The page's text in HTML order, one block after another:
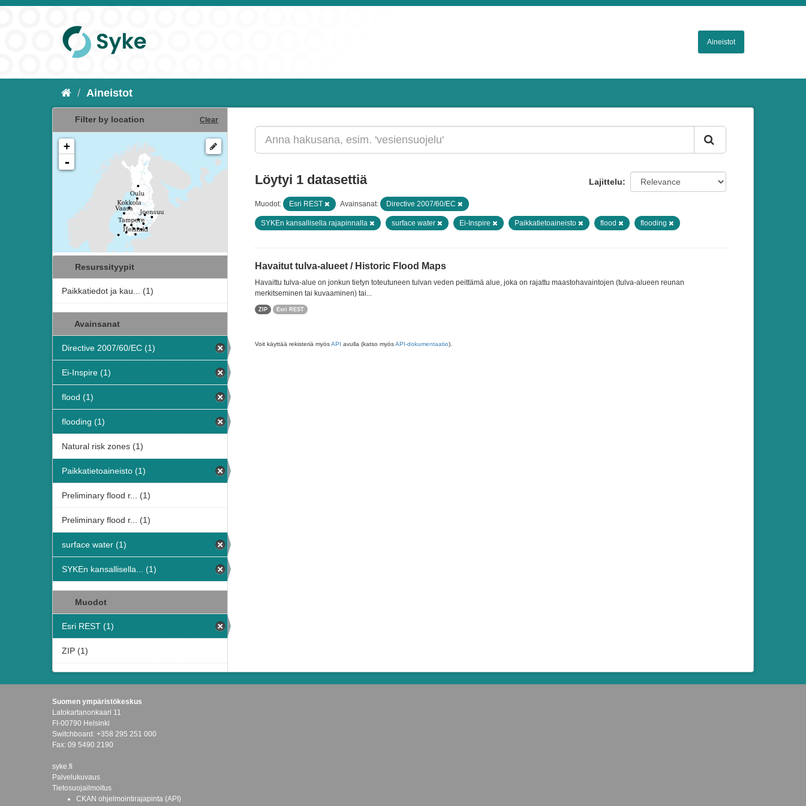
Aineistot
Aineistot
Filter by location Clear
+
-
Resurssityypit
Paikkatiedot ja kau... (1)
Avainsanat
Directive 2007/60/EC (1)
Ei-Inspire (1)
flood (1)
flooding (1)
Natural risk zones (1)
Paikkatietoaineisto (1)
Preliminary flood r... (1)
Preliminary flood r... (1)
surface water (1)
SYKEn kansallisella... (1)
Muodot
Esri REST (1)
ZIP (1)
Lajittelu
Löytyi 1 datasettiä
Muodot: Esri REST Avainsanat: Directive 2007/60/EC
SYKEn kansallisella rajapinnalla surface water Ei-Inspire Paikkatietoaineisto flood flooding
Havaitut tulva-alueet / Historic Flood Maps
Havaittu tulva-alue on jonkun tietyn toteutuneen tulvan veden peittämä alue, joka on rajattu maastohavaintojen (tulva-alueen reunan
merkitseminen tai kuvaaminen) tai...
ZIP Esri REST
Voit käyttää rekisteriä myösAPI avulla (katso myösAPI-dokumentaatio).
Suomen ympäristökeskus
Latokartanonkaari 11
FI-00790 Helsinki
Switchboard: +358 295 251 000
Fax: 09 5490 2190
syke.fi
Palvelukuvaus
Tietosuojailmoitus
CKAN ohjelmointirajapinta (API)